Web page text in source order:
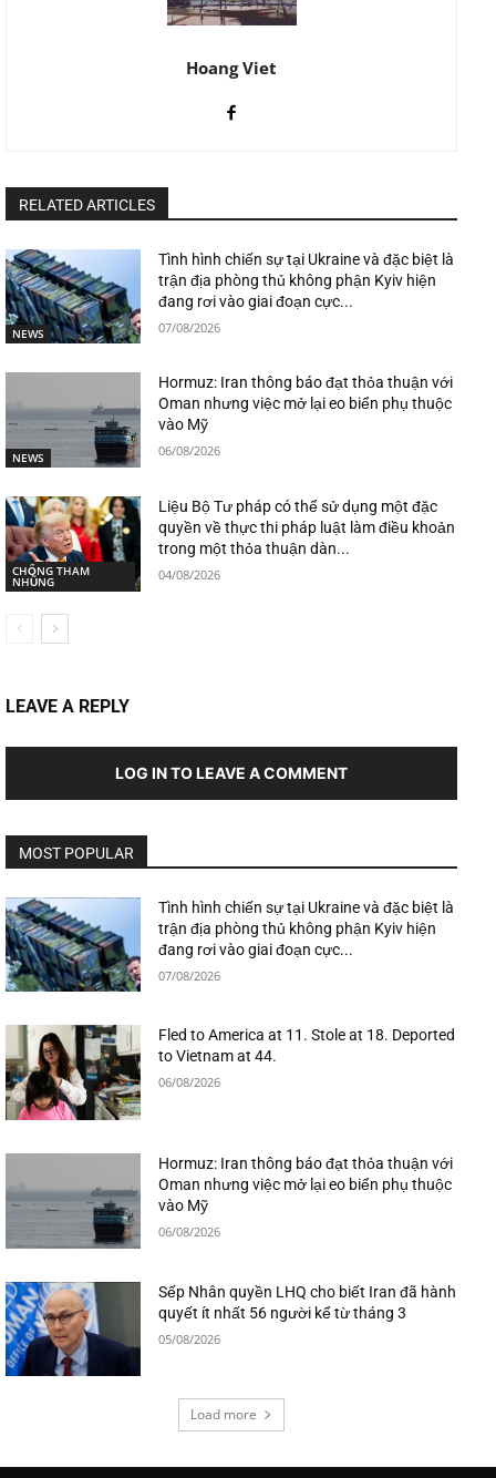
Hoang Viet
RELATED ARTICLES
NEWS
Tình hình chiến sự tại Ukraine và đặc biệt là
trận địa phòng thủ không phận Kyiv hiện
đang rơi vào giai đoạn cực...
07/08/2026
NEWS
Hormuz: Iran thông báo đạt thỏa thuận với
Oman nhưng việc mở lại eo biển phụ thuộc
vào Mỹ
06/08/2026
CHỐNG THAM
NHŨNG
Liệu Bộ Tư pháp có thể sử dụng một đặc
quyền về thực thi pháp luật làm điều khoản
trong một thỏa thuận dàn...
04/08/2026
LEAVE A REPLY
LOG IN TO LEAVE A COMMENT
MOST POPULAR
Tình hình chiến sự tại Ukraine và đặc biệt là
trận địa phòng thủ không phận Kyiv hiện
đang rơi vào giai đoạn cực...
07/08/2026
Fled to America at 11. Stole at 18. Deported
to Vietnam at 44.
06/08/2026
Hormuz: Iran thông báo đạt thỏa thuận với
Oman nhưng việc mở lại eo biển phụ thuộc
vào Mỹ
06/08/2026
Sếp Nhân quyền LHQ cho biết Iran đã hành
quyết ít nhất 56 người kể từ tháng 3
05/08/2026
Load more